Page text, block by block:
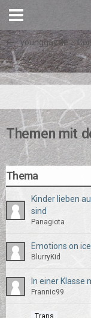
younggay.de :::
Themen mit
Thema
Kinder lieben
sind
Panagiota
Emotions on
BlurryKid
In einer Klasse
Frannic99
Trans